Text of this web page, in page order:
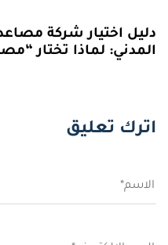
دليل اختيار شركة
المدني: لماذا تختار
اترك تعليق